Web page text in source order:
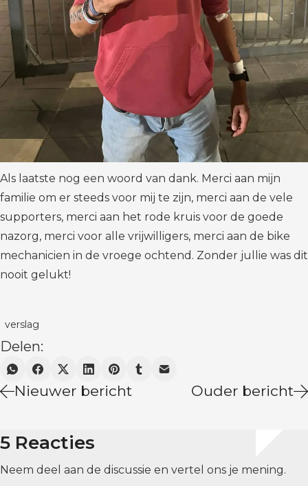
Als laatste nog een woord van dank. Merci aan mijn
familie om er steeds voor mij te zijn, merci aan de vele
supporters, merci aan het rode kruis voor de goede
nazorg, merci voor alle vrijwilligers, merci aan de bike
mechanicien in de vroege ochtend. Zonder jullie was dit
nooit gelukt!
verslag
Delen:
Nieuwer bericht Ouder bericht
5 Reacties
Neem deel aan de discussie en vertel ons je mening.